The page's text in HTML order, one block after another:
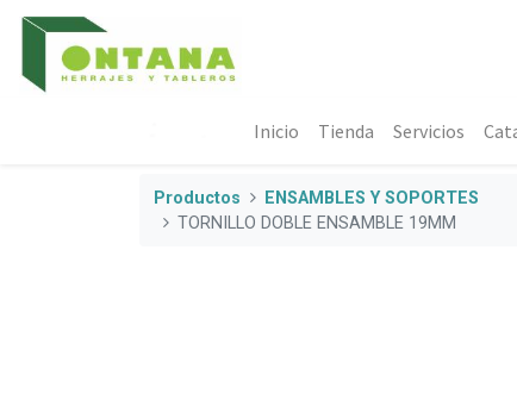
Inicio Tienda Servicios
Productos
ENSAMBLES Y SOPORTES
TORNILLO DOBLE ENSAMBLE 19MM